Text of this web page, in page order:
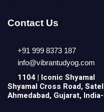
Contact Us
+91 999 8373 187
info@vibrantudyog.com
1104 | Iconic Shyamal
Shyamal Cross Road,
Ahmedabad, Gujarat,